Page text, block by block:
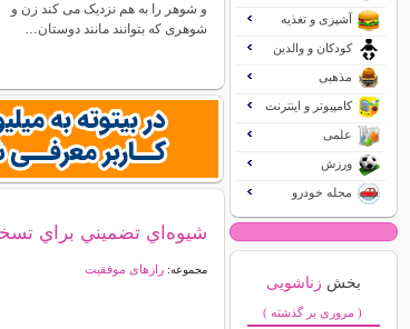
و شوهر را به هم نزدیک می کند زن و
شوهری که بتوانند مانند دوستان…
شيوه‌اي تضميني براي
مجموعه:رازهای موفقیت
آشپزی و تغذیه
کودکان و والدین
مذهبی
کامپیوتر و اینترنت
علمی
ورزش
مجله خودرو
بخش زناشویی
( مروری بر گذشته )